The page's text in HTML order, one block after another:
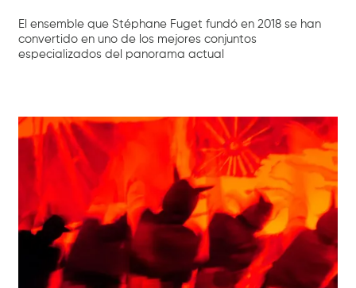
El ensemble que Stéphane Fuget fundó en 2018 se han
convertido en uno de los mejores conjuntos
especializados del panorama actual